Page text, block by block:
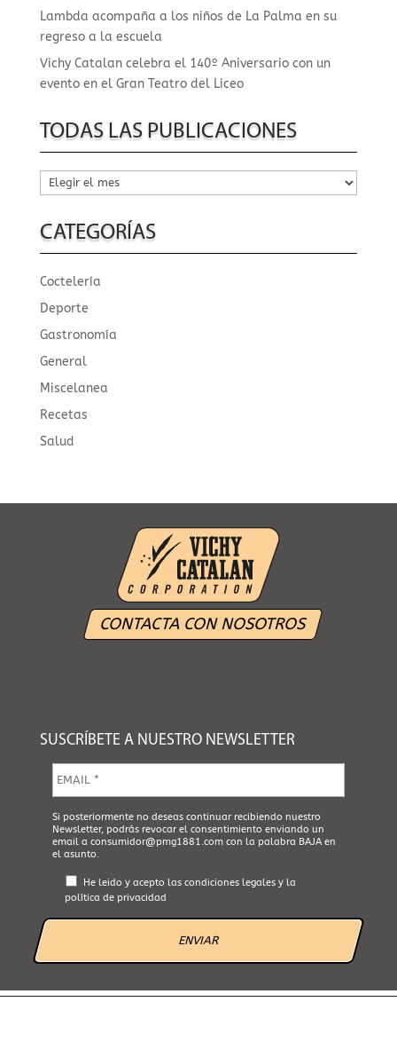
Lambda acompaña a los niños de La Palma en su
regreso a la escuela
Vichy Catalan celebra el 140º Aniversario con un
evento en el Gran Teatro del Liceo
TODAS LAS PUBLICACIONES
Todas
las
publicaciones
CATEGORÍAS
Coctelería
Deporte
Gastronomía
General
Miscelanea
Recetas
Salud
CONTACTA CON NOSOTROS
SUSCRÍBETE A NUESTRO NEWSLETTER
m
a
i
l
*
A
c
e
p
e
l
Si posteriormente no deseas continuar recibiendo nuestro
Newsletter, podrás revocar el consentimiento enviando un
email a consumidor@pmg1881.comcon la palabra BAJA en
el asunto.
He leido y acepto las condiciones legalesy la
política de privacidad